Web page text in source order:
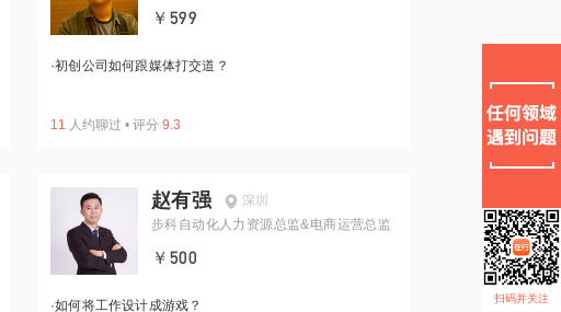
￥599
·初创公司如何跟媒体打交道？
11 人约聊过 • 评分 9.3
赵有强
深圳
步科自动化人力资源总监&电商运营总监
￥500
·如何将工作设计成游戏？
扫码并关注